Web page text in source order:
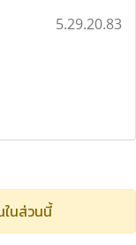
5.29.20.83
ในส่วนนี้